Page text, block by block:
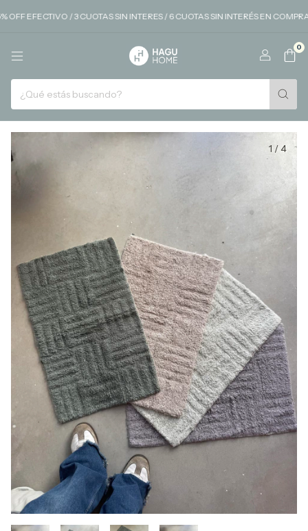
/ 3 CUOTAS SIN INTERES / 6 CUOTAS SIN INTERÉS EN COMPRAS
0
1 /4